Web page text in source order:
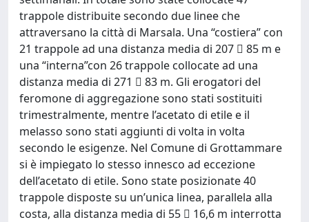
trappole distribuite secondo due linee che
attraversano la città di Marsala. Una “costiera” con
21 trappole ad una distanza media di 207  85 m e
una “interna”con 26 trappole collocate ad una
distanza media di 271  83 m. Gli erogatori del
feromone di aggregazione sono stati sostituiti
trimestralmente, mentre l’acetato di etile e il
melasso sono stati aggiunti di volta in volta
secondo le esigenze. Nel Comune di Grottammare
si è impiegato lo stesso innesco ad eccezione
dell’acetato di etile. Sono state posizionate 40
trappole disposte su un’unica linea, parallela alla
costa, alla distanza media di 55  16,6 m interrotta